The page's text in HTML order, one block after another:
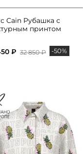
Cain Рубашка с
принтом
₽ 32 850 ₽ -50%